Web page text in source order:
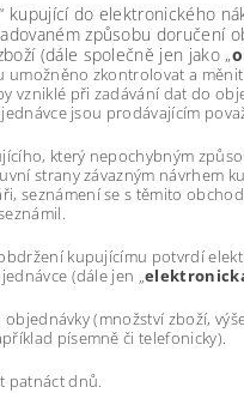
kupující do elektronického
způsobu doručení
(dále společně jen jako „
zkontrolovat a
vzniklé při zadávání dat do
jsou prodávajícím
který nepochybným
strany závazným návrhem
seznámení se s těmito
kupujícímu potvrdí
(dále jen „
(množství zboží,
písemně či telefonicky).
patnáct dnů.